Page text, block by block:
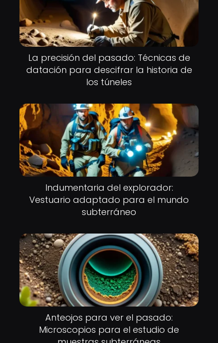
La precisión del pasado: Técnicas de
datación para descifrar la historia de
los túneles
Indumentaria del explorador:
Vestuario adaptado para el mundo
subterráneo
Anteojos para ver el pasado:
Microscopios para el estudio de